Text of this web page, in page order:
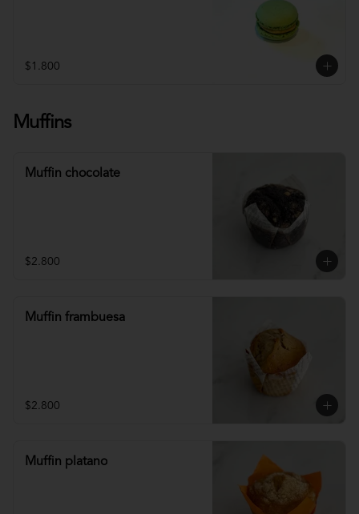
$1.800
Muffins
Muffin chocolate
$2.800
Muffin frambuesa
$2.800
Muffin platano